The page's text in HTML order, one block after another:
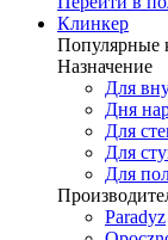
Клинкер
Популярные
Назначение
Для
Дня
Для
Для
Для
Paradyz